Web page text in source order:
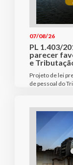
07/08/26
PL 1.403/
parecer
e
Projeto de lei
de pessoal do